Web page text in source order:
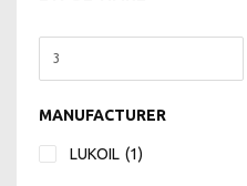
MANUFACTURER
LUKOIL (1)